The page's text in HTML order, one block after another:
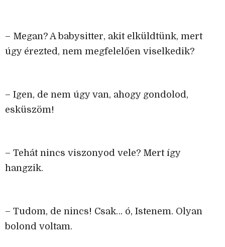
– Megan? A babysitter, akit elküldtünk, mert
úgy érezted, nem megfelelően viselkedik?
– Igen, de nem úgy van, ahogy gondolod,
esküszöm!
– Tehát nincs viszonyod vele? Mert így
hangzik.
– Tudom, de nincs! Csak… ó, Istenem. Olyan
bolond voltam.